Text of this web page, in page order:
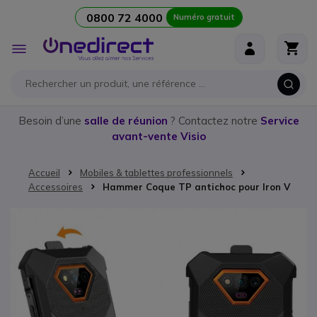
0800 72 4000 Numéro gratuit
Affichage
navigation
Besoin d’une salle de réunion ? Contactez notre Service
avant-vente Visio
Accueil
Mobiles & tablettes professionnels
Accessoires
Hammer Coque TP antichoc pour Iron V